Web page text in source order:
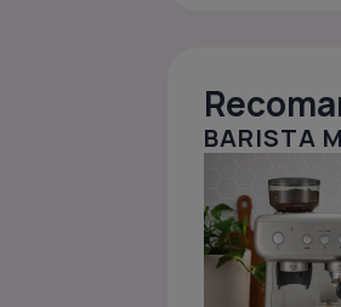
BARISTA